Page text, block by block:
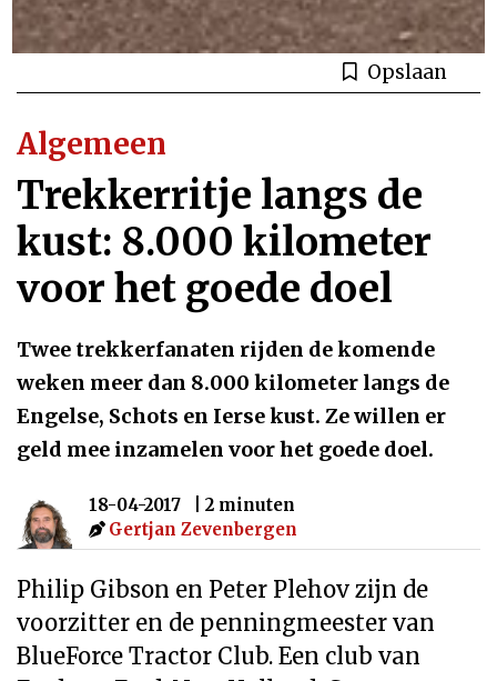
Opslaan
Algemeen
Trekkerritje langs de
kust: 8.000 kilometer
voor het goede doel
Twee trekkerfanaten rijden de komende
weken meer dan 8.000 kilometer langs de
Engelse, Schots en Ierse kust. Ze willen er
geld mee inzamelen voor het goede doel.
18-04-2017
| 2 minuten
Gertjan Zevenbergen
Philip Gibson en Peter Plehov zijn de
voorzitter en de penningmeester van
BlueForce Tractor Club. Een club van